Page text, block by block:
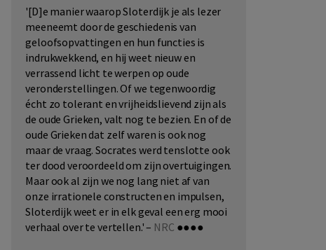
'[D]e manier waarop Sloterdijk je als lezer
meeneemt door de geschiedenis van
geloofsopvattingen en hun functies is
indrukwekkend, en hij weet nieuw en
verrassend licht te werpen op oude
veronderstellingen. Of we tegenwoordig
écht zo tolerant en vrijheidslievend zijn als
de oude Grieken, valt nog te bezien. En of de
oude Grieken dat zelf waren is ook nog
maar de vraag. Socrates werd tenslotte ook
ter dood veroordeeld om zijn overtuigingen.
Maar ook al zijn we nog lang niet af van
onze irrationele constructen en impulsen,
Sloterdijk weet er in elk geval een erg mooi
verhaal over te vertellen.' – NRC ●●●●